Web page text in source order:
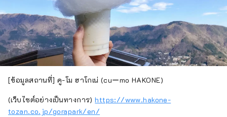
[ข้อมูลสถานที่] คู-โม ฮาโกเน่ (cuーmo HAKONE)
(เว็บไซต์อย่างเป็นทางการ)https://www.hakone-
tozan.co.jp/gorapark/en/